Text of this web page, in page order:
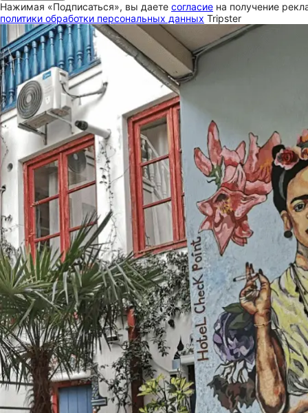
Нажимая «Подписаться», вы даете согласие на получение
политики обработки персональных данных Tripster